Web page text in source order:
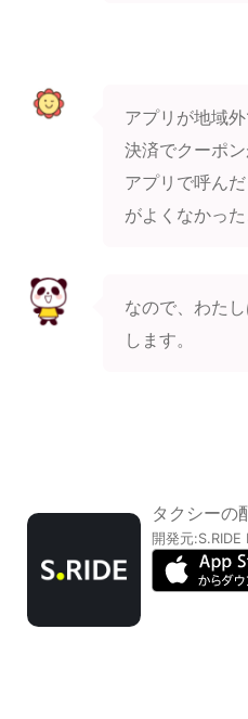
アプリが地域
決済でクーポン
アプリで呼ん
がよくなかった
なので、わた
します。
タクシーの
開発元:S.RIDE